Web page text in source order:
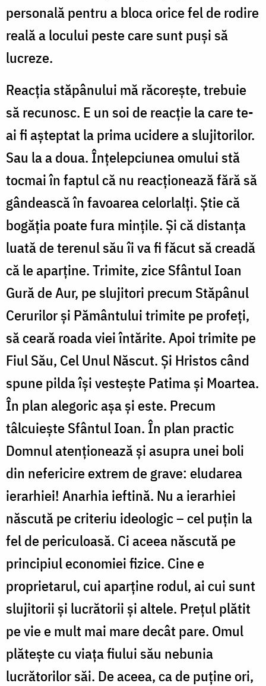
personală pentru a bloca orice fel de rodire
reală a locului peste care sunt puși să
lucreze.
Reacția stăpânului mă răcorește, trebuie
să recunosc. E un soi de reacție la care te-
ai fi așteptat la prima ucidere a slujitorilor.
Sau la a doua. Înțelepciunea omului stă
tocmai în faptul că nu reacționează fără să
gândească în favoarea celorlalți. Știe că
bogăția poate fura mințile. Și că distanța
luată de terenul său îi va fi făcut să creadă
că le aparține. Trimite, zice Sfântul Ioan
Gură de Aur, pe slujitori precum Stăpânul
Cerurilor și Pământului trimite pe profeți,
să ceară roada viei întărite. Apoi trimite pe
Fiul Său, Cel Unul Născut. Și Hristos când
spune pilda își vestește Patima și Moartea.
În plan alegoric așa și este. Precum
tâlcuiește Sfântul Ioan. În plan practic
Domnul atenționează și asupra unei boli
din nefericire extrem de grave: eludarea
ierarhiei! Anarhia ieftină. Nu a ierarhiei
născută pe criteriu ideologic – cel puțin la
fel de periculoasă. Ci aceea născută pe
principiul economiei fizice. Cine e
proprietarul, cui aparține rodul, ai cui sunt
slujitorii și lucrătorii și altele. Prețul plătit
pe vie e mult mai mare decât pare. Omul
plătește cu viața fiului său nebunia
lucrătorilor săi. De aceea, ca de puține ori,